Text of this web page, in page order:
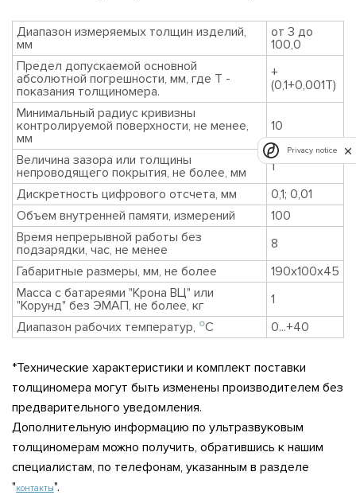
Диапазон измеряемых толщин изделий,
мм
от 3 до
100,0
Предел допускаемой основной
абсолютной погрешности, мм, где Т -
показания толщиномера.
+
(0,1+0,001Т)
Минимальный радиус кривизны
контролируемой поверхности, не менее,
мм
10
Величина зазора или толщины
непроводящего покрытия, не более, мм
1
Дискретность цифрового отсчета, мм
0,1; 0,01
Объем внутренней памяти, измерений
100
Время непрерывной работы без
подзарядки, час, не менее
8
Габаритные размеры, мм, не более
190х100х45
Масса с батареями "Крона ВЦ" или
"Корунд" без ЭМАП, не более, кг
1
Диапазон рабочих температур, оС 0...+40
*Технические характеристики и комплект поставки
толщиномера могут быть изменены производителем без
предварительного уведомления.
Дополнительную информацию по ультразвуковым
толщиномерам можно получить, обратившись к нашим
специалистам, по телефонам, указанным в разделе
"контакты".
Privacy notice